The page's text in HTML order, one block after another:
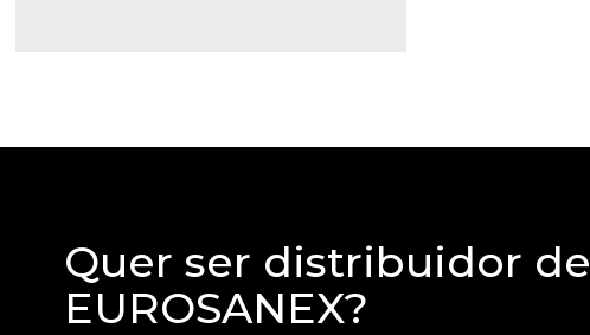
Quer ser distribuidor de
EUROSANEX?